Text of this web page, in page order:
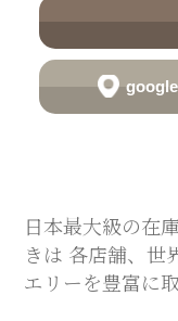
日本最大級の在
きは 各店舗、世
エリーを豊富に